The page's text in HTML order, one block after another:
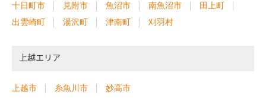
十日町市
見附市 魚沼市 南魚沼市
田上町
出雲崎町
湯沢町 津南町 刈羽村
上越エリア
上越市 糸魚川市 妙高市